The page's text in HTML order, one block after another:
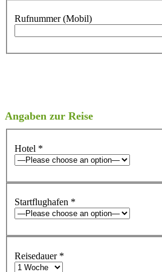
Rufnummer (Mobil)
Angaben zur Reise
Hotel *
Startflughafen *
Reisedauer *